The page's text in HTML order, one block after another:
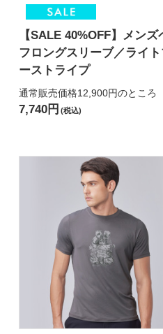
【SALE 40%OFF】メンズ
フロングスリーブ／ライ
ーストライプ
通常販売価格12,900円のところ
7,740円 (税込)